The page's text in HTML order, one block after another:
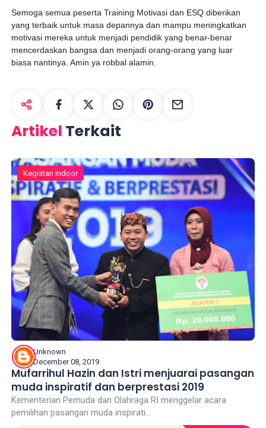
Semoga semua peserta Training Motivasi dan ESQ diberikan
yang terbaik untuk masa depannya dan mampu meningkatkan
motivasi mereka untuk menjadi pendidik yang benar-benar
mencerdaskan bangsa dan menjadi orang-orang yang luar
biasa nantinya. Amin ya robbal alamin.
Artikel Terkait
Kegiatan Indoor
Unknown
December 08, 2019
Mufarrihul Hazin dan Istri menjuarai pasangan
muda inspiratif dan berprestasi 2019
Kementerian Pemuda dan Olahraga RI menggelar acara
pemilihan pasangan muda inspirati...